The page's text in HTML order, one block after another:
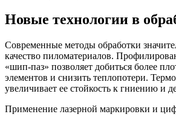
Новые технологии в
Современные методы обработки
качество пиломатериалов.
«шип-паз» позволяет добиться более
элементов и снизить теплопотери.
увеличивает ее стойкость к гниению и
Применение лазерной маркировки и